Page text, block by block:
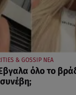
& GOSSIP ΝΕΑ
όλο το